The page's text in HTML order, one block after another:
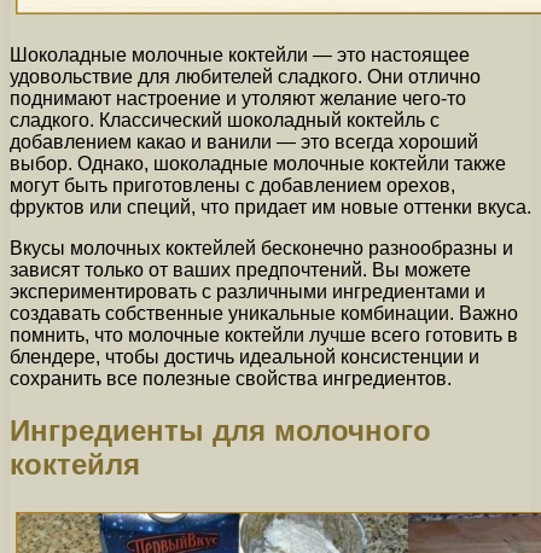
Шоколадные молочные коктейли — это настоящее
удовольствие для любителей сладкого. Они отлично
поднимают настроение и утоляют желание чего-то
сладкого. Классический шоколадный коктейль с
добавлением какао и ванили — это всегда хороший
выбор. Однако, шоколадные молочные коктейли также
могут быть приготовлены с добавлением орехов,
фруктов или специй, что придает им новые оттенки вкуса.
Вкусы молочных коктейлей бесконечно разнообразны и
зависят только от ваших предпочтений. Вы можете
экспериментировать с различными ингредиентами и
создавать собственные уникальные комбинации. Важно
помнить, что молочные коктейли лучше всего готовить в
блендере, чтобы достичь идеальной консистенции и
сохранить все полезные свойства ингредиентов.
Ингредиенты для молочного
коктейля